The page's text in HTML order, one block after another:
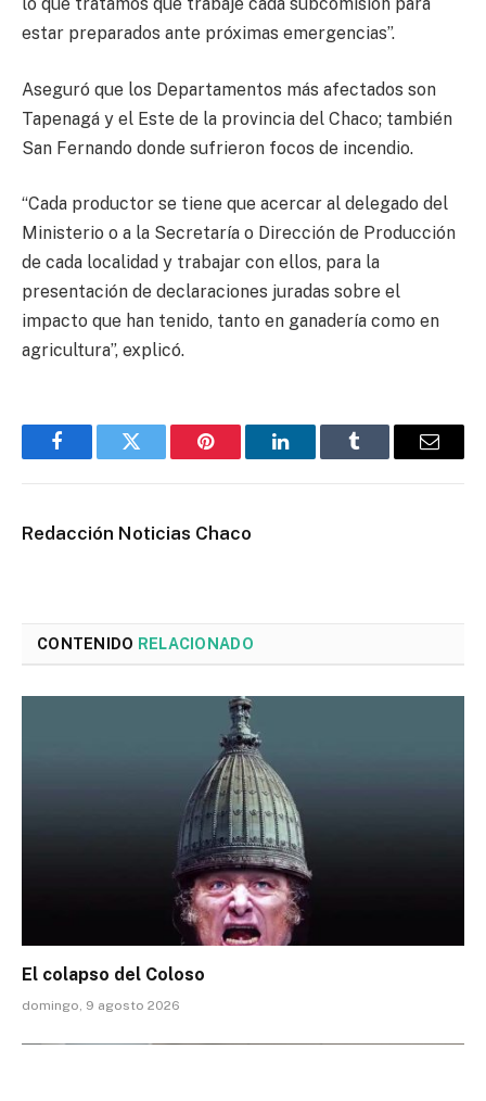
estar preparados ante próximas emergencias”.
Aseguró que los Departamentos más afectados son
Tapenagá y el Este de la provincia del Chaco; también
San Fernando donde sufrieron focos de incendio.
“Cada productor se tiene que acercar al delegado del
Ministerio o a la Secretaría o Dirección de Producción
de cada localidad y trabajar con ellos, para la
presentación de declaraciones juradas sobre el
impacto que han tenido, tanto en ganadería como en
agricultura”, explicó.
FacebookTwitter Pinterest LinkedInTumblr Email
Redacción Noticias Chaco
CONTENIDO RELACIONADO
El colapso del Coloso
domingo, 9 agosto 2026